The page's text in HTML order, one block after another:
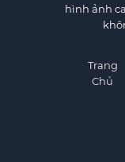
hình ảnh
Trang
Chủ